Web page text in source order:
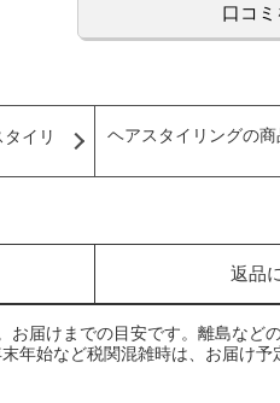
口コミ
イリ
ヘアスタイリングの商
返品
届けまでの目安です。離島など
年始など税関混雑時は、お届け予